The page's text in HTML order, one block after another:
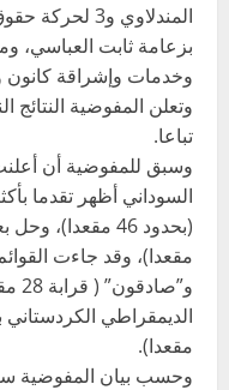
المندلاوي
بزعامة ثابت العباسي،
وخدمات وإشراقة كانون
وتعلن المفوضية النتائج
تباعا.
وسبق للمفوضية أن
مقعدا)، وقد جاءت
مقعدا).